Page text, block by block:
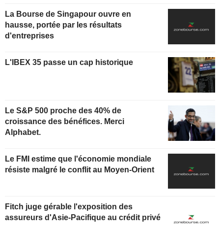
La Bourse de Singapour ouvre en
hausse, portée par les résultats
d'entreprises
L'IBEX 35 passe un cap historique
Le S&P 500 proche des 40% de
croissance des bénéfices. Merci
Alphabet.
Le FMI estime que l'économie mondiale
résiste malgré le conflit au Moyen-Orient
Fitch juge gérable l'exposition des
assureurs d'Asie-Pacifique au crédit privé